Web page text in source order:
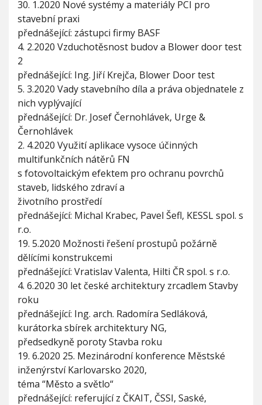
30. 1.2020 Nové systémy a materiály PCI pro
stavební praxi
přednášející: zástupci firmy BASF
4. 2.2020 Vzduchotěsnost budov a Blower door test
2
přednášející: Ing. Jiří Krejča, Blower Door test
5. 3.2020 Vady stavebního díla a práva objednatele z
nich vyplývající
přednášející: Dr. Josef Černohlávek, Urge &
Černohlávek
2. 4.2020 Využití aplikace vysoce účinných
multifunkčních nátěrů FN
s fotovoltaickým efektem pro ochranu povrchů
staveb, lidského zdraví a
životního prostředí
přednášející: Michal Krabec, Pavel Šefl, KESSL spol. s
r.o.
19. 5.2020 Možnosti řešení prostupů požárně
dělícími konstrukcemi
přednášející: Vratislav Valenta, Hilti ČR spol. s r.o.
4. 6.2020 30 let české architektury zrcadlem Stavby
roku
přednášející: Ing. arch. Radomíra Sedláková,
kurátorka sbírek architektury NG,
předsedkyně poroty Stavba roku
19. 6.2020 25. Mezinárodní konference Městské
inženýrství Karlovarsko 2020,
téma “Město a světlo“
přednášející: referující z ČKAIT, ČSSI, Saské,